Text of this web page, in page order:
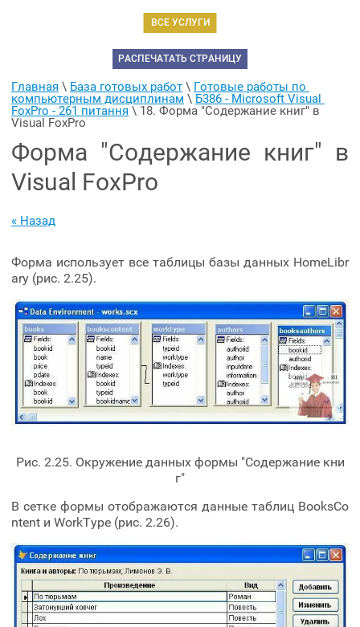
ВСЕ УСЛУГИ
РАСПЕЧАТАТЬ СТРАНИЦУ
Главная \ База готовых работ \ Готовые работы по
компьютерным дисциплинам \ Б386 - Microsoft Visual
FoxPro - 261 питання \ 18. Форма "Содержание книг" в
Visual FoxPro
Форма "Содержание книг" в
Visual FoxPro
« Назад
Форма использует все таблицы базы данных HomeLibr
ary (рис. 2.25).
Рис. 2.25. Окружение данных формы "Содержание кни
г"
В сетке формы отображаются данные таблиц BooksCo
ntent и WorkType (рис. 2.26).